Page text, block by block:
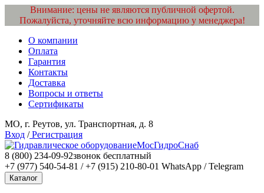
Внимание: цены не являются публичной офертой.
Пожалуйста, уточняйте всю информацию у менеджера!
О компании
Оплата
Гарантия
Контакты
Доставка
Вопросы и ответы
Сертификаты
МО, г. Реутов, ул. Транспортная, д. 8
Вход /Регистрация
МосГидроСнаб
8 (800) 234-09-92звонок бесплатный
+7 (977) 540-54-81 / +7 (915) 210-80-01 WhatsApp / Telegram
Каталог